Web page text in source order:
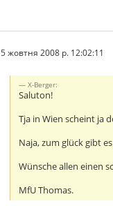
5 жовтня 2008 р. 12:02:11
X-Berger:
Saluton!
Tja in Wien scheint ja
Naja, zum glück gibt
Wünsche allen einen
MfU Thomas.